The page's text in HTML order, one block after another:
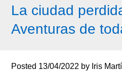
La ciudad
Aventuras de
Posted 13/04/2022 by Iris